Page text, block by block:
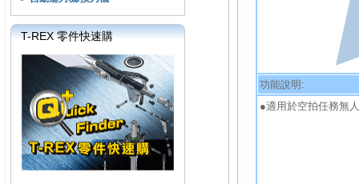
T-REX 零件快速購
功能說明:
●適用於空拍任務無